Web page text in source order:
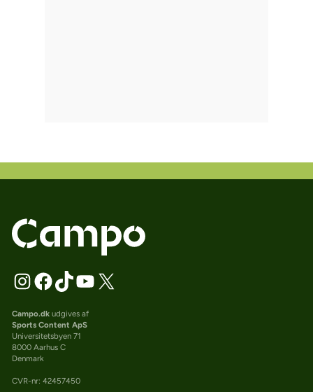
Campo.dkudgives af
Sports Content ApS
Universitetsbyen 71
8000 Aarhus C
Denmark
CVR-nr: 42457450